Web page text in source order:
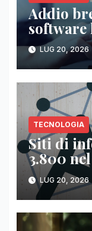
Addio
software
LUG 20, 2026
TECNOLOGIA
Siti di
3.800
LUG 20, 2026